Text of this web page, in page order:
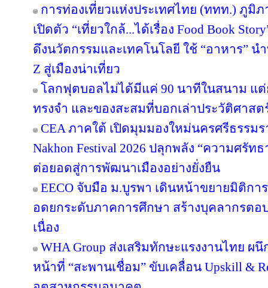
การท่องเที่ยวแห่งประเทศไทย (ททท.) ภูมิ
เปิดตัว “เที่ยวใกล้...ได้เรื่อง Food Book
ดึงนวัตกรรมและเทคโนโลยี ใช้ “อาหาร” นำ
Z สู่เมืองน่าเที่ยว
โลกฟุตบอลไม่ได้มีแค่ 90 นาทีในสนาม แต่
ทรงจำ และของสะสมที่บอกเล่าประวัติศาส
CEA ภาคใต้ เปิดมุมมองใหม่นครศรีธรรมร
Nakhon Festival 2026 ปลุกพลัง “ความศรัท
ต่อยอดสู่การพัฒนาเมืองอย่างยั่งยืน
EECO จับมือ ม.บูรพา เดินหน้าขยายมิติก
อดยกระดับภาคการศึกษา สร้างบุคลากรต
เนื่อง
WHA Group ส่งเสริมทักษะแรงงานไทย ผ
หน้าที่ “สะพานเชื่อม” ขับเคลื่อน Upskill &